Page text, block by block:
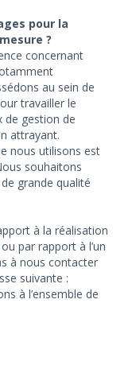
pour la
?
concernant
au sein de
travailler le
de gestion de
attrayant.
nous utilisons est
souhaitons
grande qualité
à la réalisation
ou par rapport à l’un
à nous contacter
suivante :
à l’ensemble de